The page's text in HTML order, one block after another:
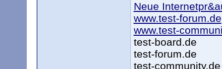
Neue
www.test-forum.de
www.test-
test-board.de
test-forum.de
test-community.de